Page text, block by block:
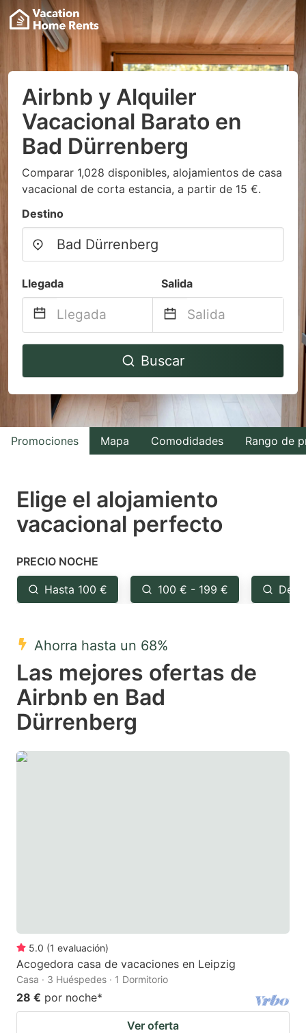
Airbnb y Alquiler
Vacacional Barato en
Bad Dürrenberg
Comparar 1,028 disponibles, alojamientos de casa
vacacional de corta estancia, a partir de 15 €.
Destino
Llegada Salida
Navigate
to
interact
with
the
select
a
Press
the
question
key
to
get
keyboard
shortcuts
Navigate
to
interact
with
the
select
a
the
question
to
shortcuts
Buscar
Promociones Mapa Comodidades Rango de
Elige el alojamiento
vacacional perfecto
PRECIO NOCHE
Hasta 100 € 100 € - 199 €
Ahorra hasta un 68%
Las mejores ofertas de
Airbnb en Bad
Dürrenberg
5.0 (1 evaluación)
Acogedora casa de vacaciones en Leipzig
Casa · 3 Huéspedes · 1 Dormitorio
28 € por noche*
Ver oferta